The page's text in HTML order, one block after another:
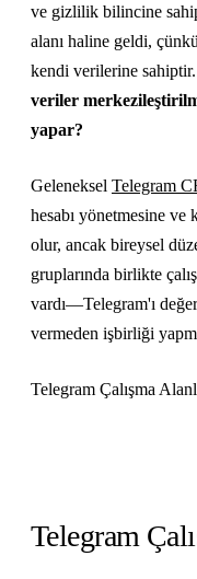
ve gizlilik bilincine
alanı haline geldi,
kendi verilerine
veriler
yapar?
Geleneksel Telegram
hesabı yönetmesine ve
olur, ancak bireysel
gruplarında birlikte
vardı—Telegram'ı
vermeden işbirliği
Telegram Çalışma
Telegram